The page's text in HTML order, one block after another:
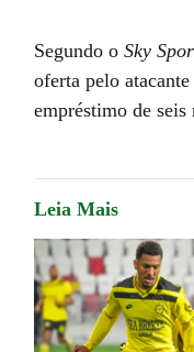
Segundo o Sky
oferta pelo
empréstimo de
Leia Mais